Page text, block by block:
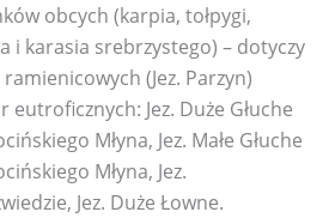
obcych (karpia, tołpygi,
i karasia srebrzystego) – dotyczy
(Jez. Parzyn)
eutroficznych: Jez. Duże Głuche
Młyna, Jez. Małe Głuche
Młyna, Jez.
Jez. Duże Łowne.